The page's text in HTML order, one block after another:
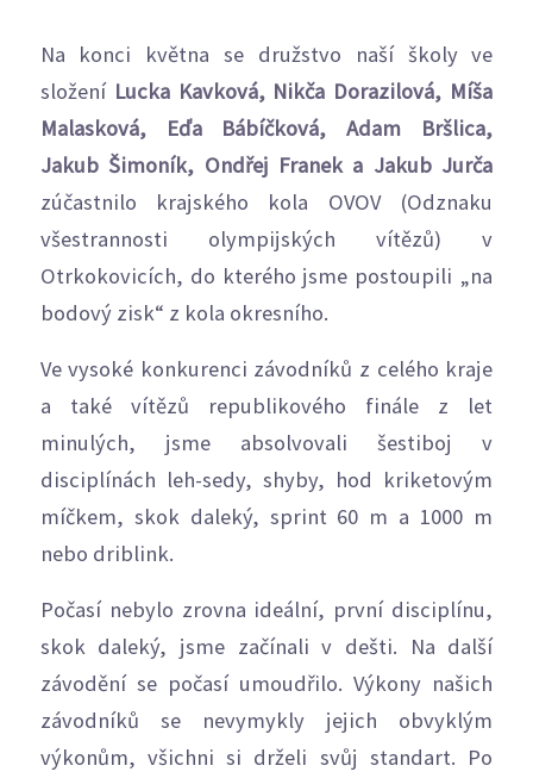
Na konci května se družstvo naší školy ve
složeníLucka Kavková, Nikča Dorazilová, Míša
Malasková, Eďa Bábíčková, Adam Bršlica,
Jakub Šimoník, Ondřej Franek a Jakub Jurča
zúčastnilo krajského kola OVOV (Odznaku
všestrannosti olympijských vítězů) v
Otrkokovicích, do kterého jsme postoupili „na
bodový zisk“ z kola okresního.
Ve vysoké konkurenci závodníků z celého kraje
a také vítězů republikového finále z let
minulých, jsme absolvovali šestiboj v
disciplínách leh-sedy, shyby, hod kriketovým
míčkem, skok daleký, sprint 60 m a 1000 m
nebo driblink.
Počasí nebylo zrovna ideální, první disciplínu,
skok daleký, jsme začínali v dešti. Na další
závodění se počasí umoudřilo. Výkony našich
závodníků se nevymykly jejich obvyklým
výkonům, všichni si drželi svůj standart. Po